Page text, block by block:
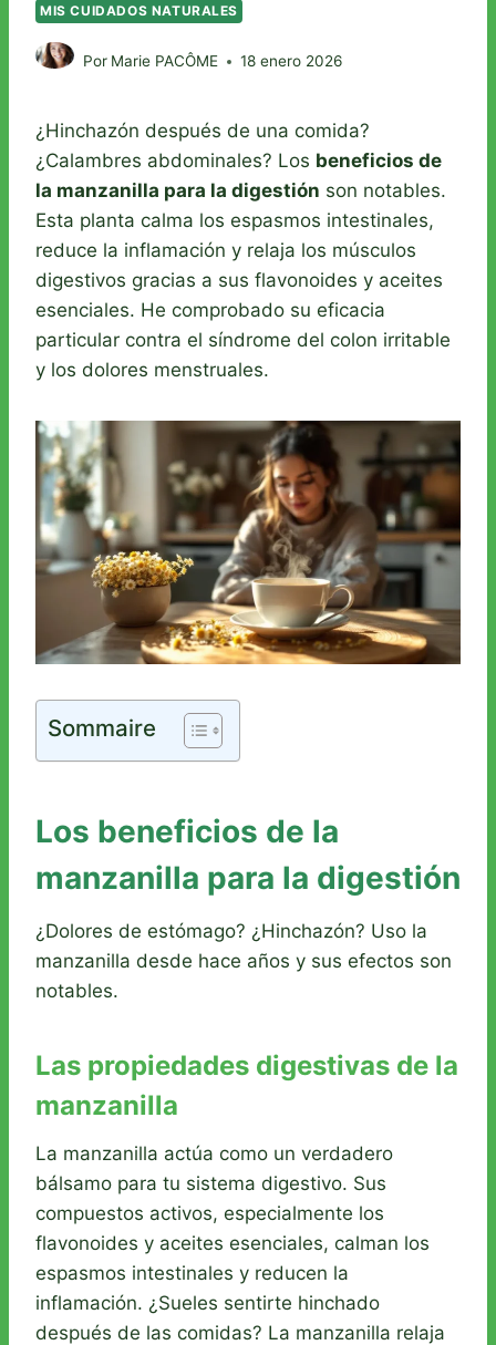
MIS CUIDADOS NATURALES
Por Marie PACÔME 18 enero 2026
¿Hinchazón después de una comida?
¿Calambres abdominales? Los beneficios de
la manzanilla para la digestión son notables.
Esta planta calma los espasmos intestinales,
reduce la inflamación y relaja los músculos
digestivos gracias a sus flavonoides y aceites
esenciales. He comprobado su eficacia
particular contra el síndrome del colon irritable
y los dolores menstruales.
Sommaire
Los beneficios de la
manzanilla para la digestión
¿Dolores de estómago? ¿Hinchazón? Uso la
manzanilla desde hace años y sus efectos son
notables.
Las propiedades digestivas de la
manzanilla
La manzanilla actúa como un verdadero
bálsamo para tu sistema digestivo. Sus
compuestos activos, especialmente los
flavonoides y aceites esenciales, calman los
espasmos intestinales y reducen la
inflamación. ¿Sueles sentirte hinchado
después de las comidas? La manzanilla relaja